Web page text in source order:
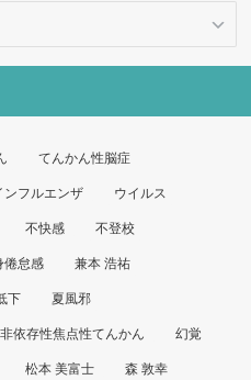
てんかん性脳症
ンフルエンザ ウイルス
不快感 不登校
倦怠感 兼本 浩祐
下 夏風邪
依存性焦点性てんかん 幻覚
松本 美富士 森 敦幸